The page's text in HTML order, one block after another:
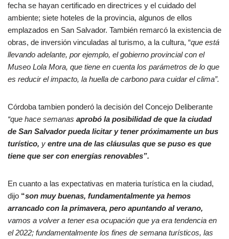
fecha se hayan certificado en directrices y el cuidado del
ambiente; siete hoteles de la provincia, algunos de ellos
emplazados en San Salvador. También remarcó la existencia de
obras, de inversión vinculadas al turismo, a la cultura, “que está
llevando adelante, por ejemplo, el gobierno provincial con el
Museo Lola Mora, que tiene en cuenta los parámetros de lo que
es reducir el impacto, la huella de carbono para cuidar el clima”.
Córdoba tambien ponderó la decisión del Concejo Deliberante
“que hace semanas aprobó la posibilidad de que la ciudad
de San Salvador pueda licitar y tener próximamente un bus
turístico, y entre una de las cláusulas que se puso es que
tiene que ser con energías renovables”.
En cuanto a las expectativas en materia turística en la ciudad,
dijo “son muy buenas, fundamentalmente ya hemos
arrancado con la primavera, pero apuntando al verano,
vamos a volver a tener esa ocupación que ya era tendencia en
el 2022; fundamentalmente los fines de semana turísticos, las